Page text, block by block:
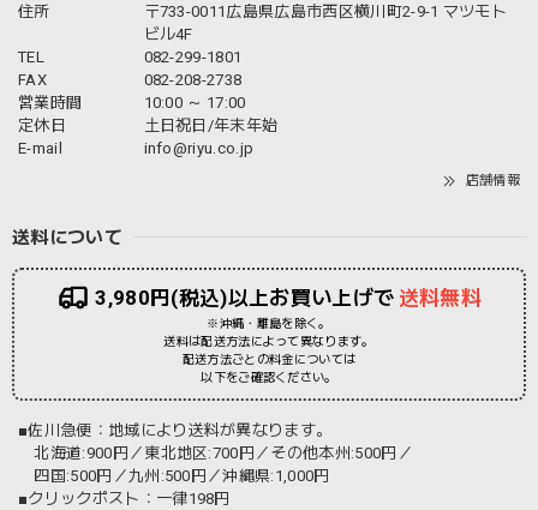
住所
〒733-0011広島県広島市西区横川町2-9-1 マツモト
ビル4F
TEL
082-299-1801
FAX
082-208-2738
営業時間
10:00 ～ 17:00
定休日
土日祝日/年末年始
E-mail
info@riyu.co.jp
店舗情報
送料について
3,980円(税込)以上お買い上げで 送料無料
※沖縄・離島を除く。
送料は配送方法によって異なります。
配送方法ごとの料金については
以下をご確認ください。
■佐川急便：地域により送料が異なります。
北海道:900円／東北地区:700円／その他本州:500円／
四国:500円／九州:500円／沖縄県:1,000円
■クリックポスト：一律198円